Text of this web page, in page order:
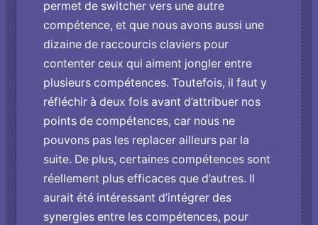
permet de switcher vers une autre
compétence, et que nous avons aussi une
dizaine de raccourcis claviers pour
contenter ceux qui aiment jongler entre
plusieurs compétences. Toutefois, il faut y
réfléchir à deux fois avant d’attribuer nos
points de compétences, car nous ne
pouvons pas les replacer ailleurs par la
suite. De plus, certaines compétences sont
réellement plus efficaces que d’autres. Il
aurait été intéressant d’intégrer des
synergies entre les compétences, pour